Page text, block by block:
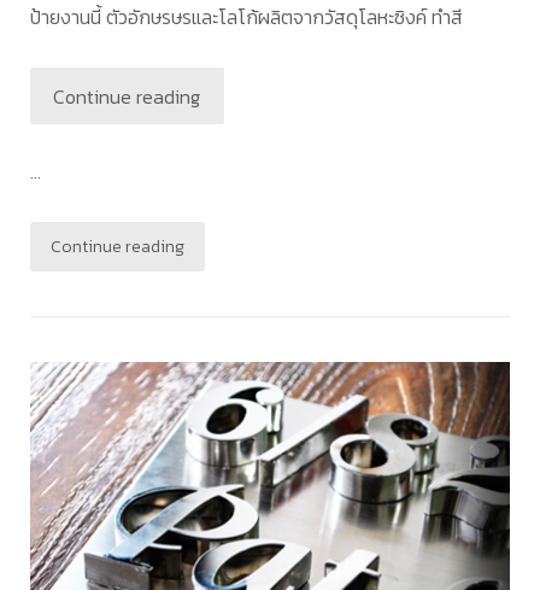
ป้ายงานนี้ ตัวอักษรษรและโลโก้ผลิตจากวัสดุโลหะซิงค์ ทำสี
Continue reading
...
Continue reading